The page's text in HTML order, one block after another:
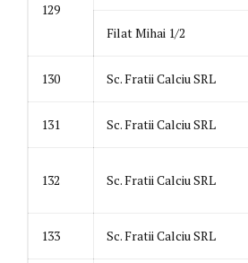
129
Filat Mihai 1/2
130 Sc. Fratii Calciu SRL
131 Sc. Fratii Calciu SRL
132 Sc. Fratii Calciu SRL
133 Sc. Fratii Calciu SRL